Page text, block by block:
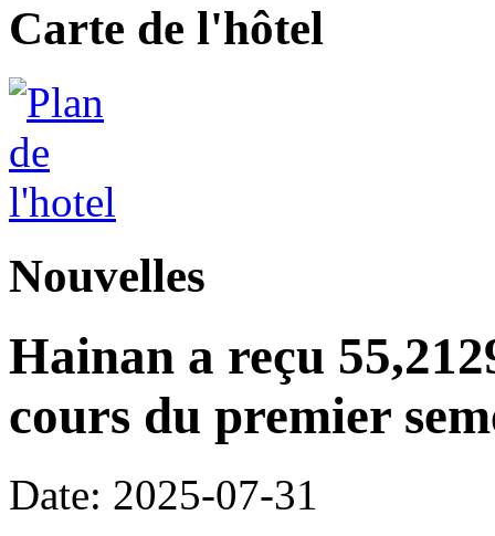
Carte de l'hôtel
Nouvelles
Hainan a reçu
cours du premier
Date: 2025-07-31